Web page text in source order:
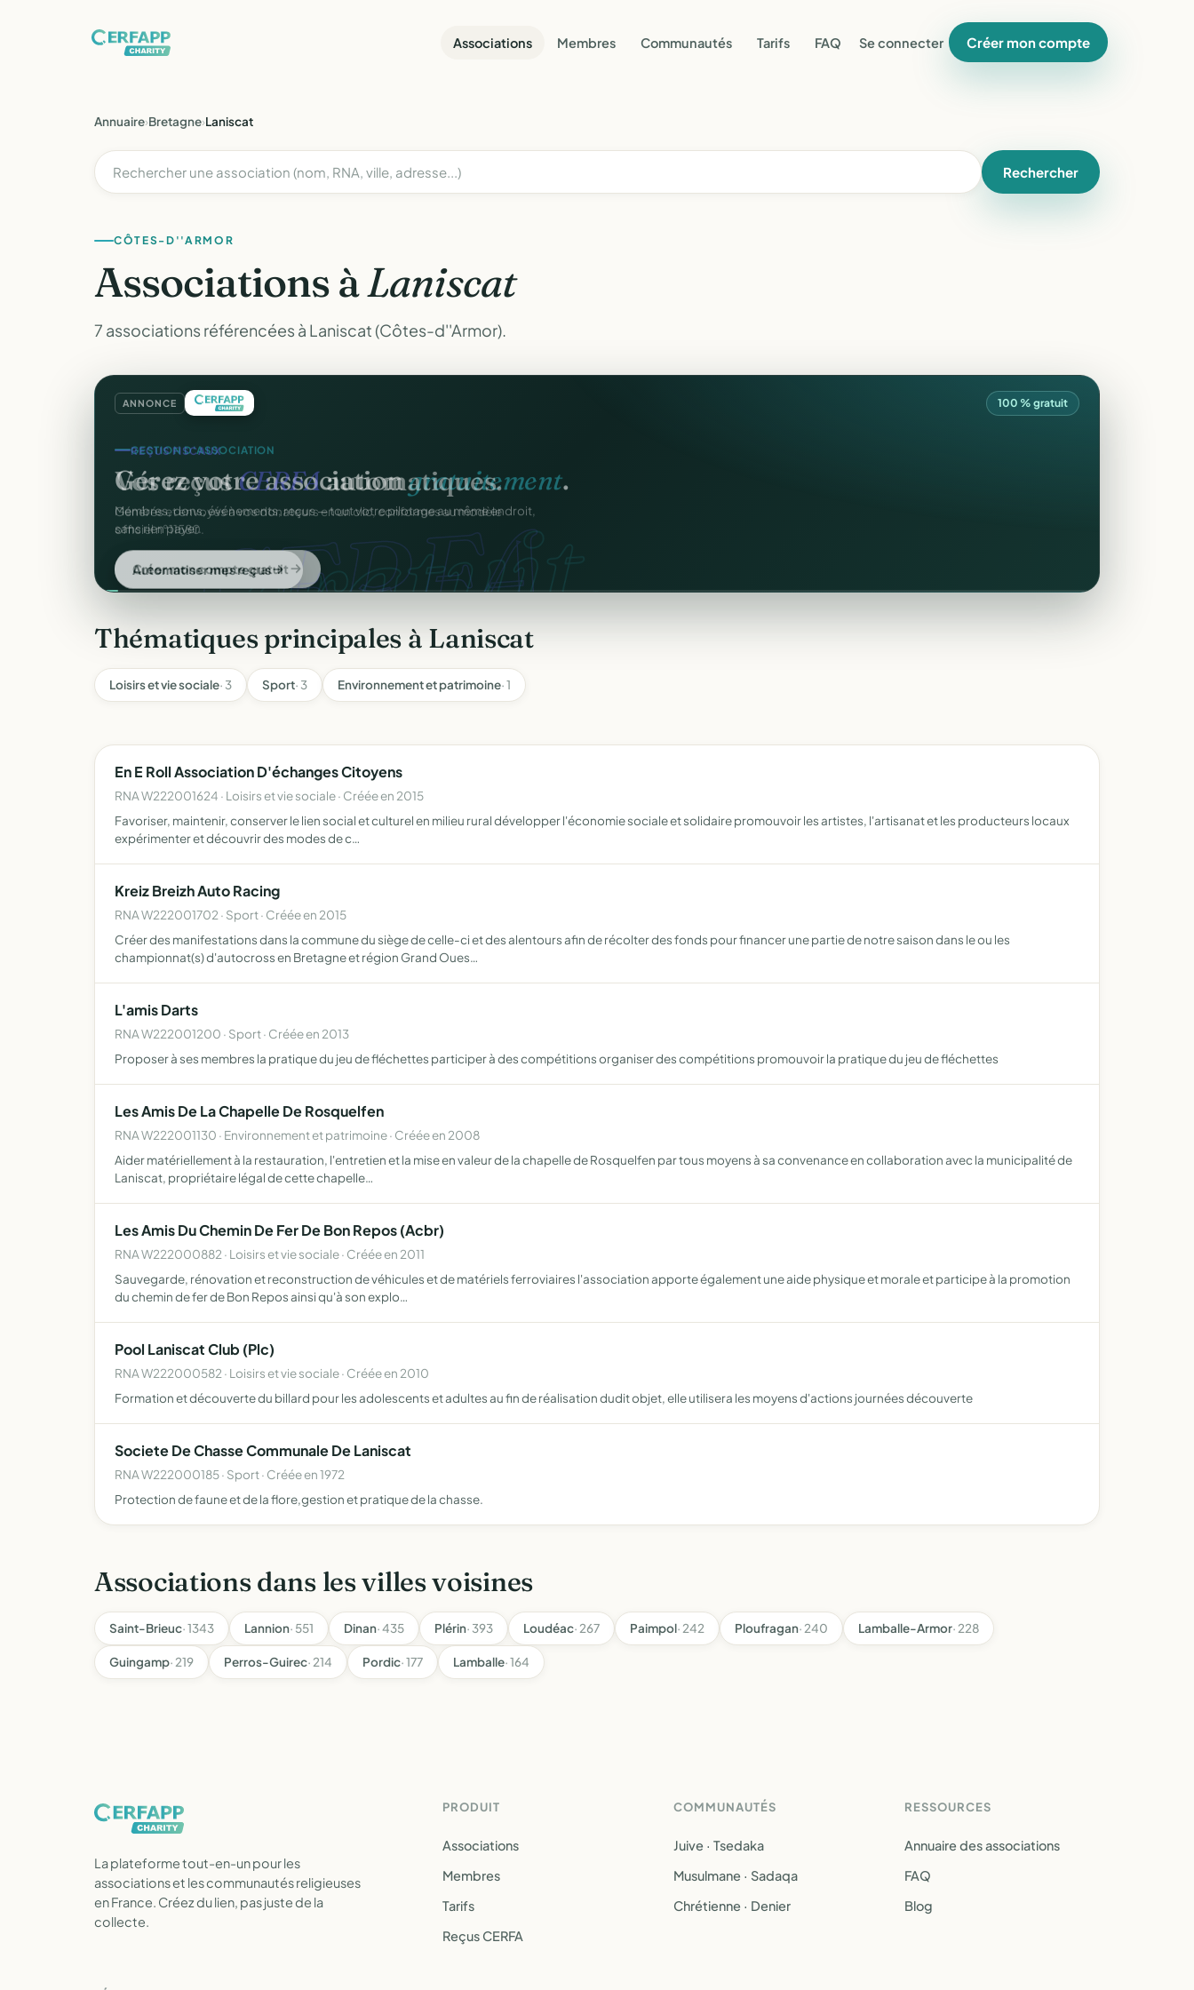
Associations Membres Communautés Tarifs FAQ Se connecter Créer mon compte
Annuaire›Bretagne›Laniscat
Rechercher
CÔTES-D''ARMOR
Associations àLaniscat
7 associations référencées à Laniscat (Côtes-d''Armor).
ANNONCE 100 % gratuit
gratuit.
GESTION D'ASSOCIATION
Gérez votre associationgratuitement.
Membres, dons, événements, reçus — tout votre pilotage au même endroit,
sans rien payer.
Créer mon compte gratuit
Thématiques principales à Laniscat
Loisirs et vie sociale· 3 Sport· 3 Environnement et patrimoine· 1
En E Roll Association D'échanges Citoyens
RNA W222001624 · Loisirs et vie sociale · Créée en 2015
Favoriser, maintenir, conserver le lien social et culturel en milieu rural développer l'économie sociale et solidaire promouvoir les artistes, l'artisanat et les producteurs locaux
expérimenter et découvrir des modes de c…
Kreiz Breizh Auto Racing
RNA W222001702 · Sport · Créée en 2015
Créer des manifestations dans la commune du siège de celle-ci et des alentours afin de récolter des fonds pour financer une partie de notre saison dans le ou les
championnat(s) d'autocross en Bretagne et région Grand Oues…
L'amis Darts
RNA W222001200 · Sport · Créée en 2013
Proposer à ses membres la pratique du jeu de fléchettes participer à des compétitions organiser des compétitions promouvoir la pratique du jeu de fléchettes
Les Amis De La Chapelle De Rosquelfen
RNA W222001130 · Environnement et patrimoine · Créée en 2008
Aider matériellement à la restauration, l'entretien et la mise en valeur de la chapelle de Rosquelfen par tous moyens à sa convenance en collaboration avec la municipalité de
Laniscat, propriétaire légal de cette chapelle…
Les Amis Du Chemin De Fer De Bon Repos (Acbr)
RNA W222000882 · Loisirs et vie sociale · Créée en 2011
Sauvegarde, rénovation et reconstruction de véhicules et de matériels ferroviaires l'association apporte également une aide physique et morale et participe à la promotion
du chemin de fer de Bon Repos ainsi qu'à son explo…
Pool Laniscat Club (Plc)
RNA W222000582 · Loisirs et vie sociale · Créée en 2010
Formation et découverte du billard pour les adolescents et adultes au fin de réalisation dudit objet, elle utilisera les moyens d'actions journées découverte
Societe De Chasse Communale De Laniscat
RNA W222000185 · Sport · Créée en 1972
Protection de faune et de la flore,gestion et pratique de la chasse.
Associations dans les villes voisines
Saint-Brieuc· 1343 Lannion· 551 Dinan· 435 Plérin· 393 Loudéac· 267 Paimpol· 242 Ploufragan· 240 Lamballe-Armor· 228
Guingamp· 219 Perros-Guirec· 214 Pordic· 177 Lamballe· 164
La plateforme tout-en-un pour les
associations et les communautés religieuses
en France. Créez du lien, pas juste de la
collecte.
PRODUIT
Associations
Membres
Tarifs
Reçus CERFA
COMMUNAUTÉS
Juive · Tsedaka
Musulmane · Sadaqa
Chrétienne · Denier
RESSOURCES
Annuaire des associations
FAQ
Blog